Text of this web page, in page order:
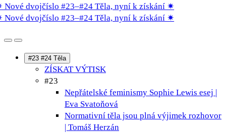
dvojčíslo #23–#24 Těla, nyní k získání✷
dvojčíslo #23–#24 Těla, nyní k získání✷
#23 #24 Těla
ZÍSKAT VÝTISK
#23
Nepřátelské feminismy Sophie Lewis esej |
Eva Svatoňová
Normativní těla jsou plná výjimek rozhovor
| Tomáš Herzán